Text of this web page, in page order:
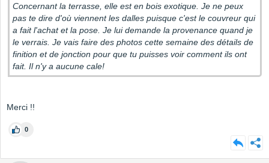
Concernant la terrasse, elle est en bois exotique. Je ne peux
pas te dire d'où viennent les dalles puisque c'est le couvreur qui
a fait l'achat et la pose. Je lui demande la provenance quand je
le verrais. Je vais faire des photos cette semaine des détails de
finition et de jonction pour que tu puisses voir comment ils ont
fait. Il n'y a aucune cale!
Merci !!
0